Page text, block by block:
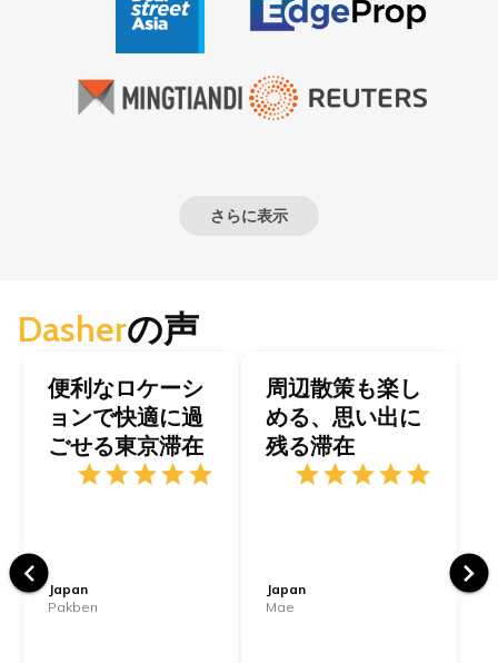
さらに表示
Dasherの声
便利なロケーシ
ョンで快適に過
ごせる東京滞在
Japan
Pakben
周辺散策も楽し
める、思い出に
残る滞在
Japan
Mae